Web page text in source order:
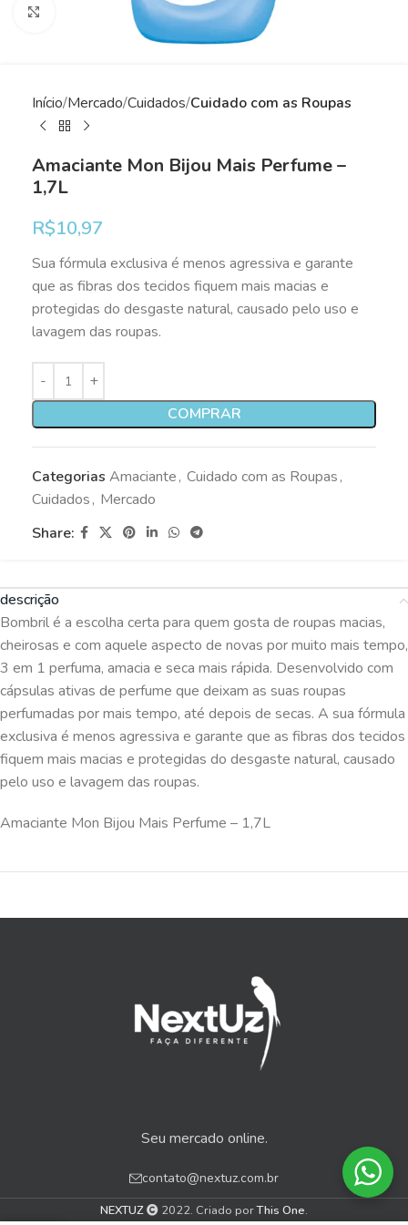
Clique para ampliar
Início Mercado Cuidados Cuidado com as Roupas
Amaciante Mon Bijou Mais Perfume –
1,7L
R$10,97
Sua fórmula exclusiva é menos agressiva e garante
que as fibras dos tecidos fiquem mais macias e
protegidas do desgaste natural, causado pelo uso e
lavagem das roupas.
COMPRAR
Categorias Amaciante, Cuidado com as Roupas,
Cuidados, Mercado
Share:
descrição
Bombril é a escolha certa para quem gosta de roupas macias,
cheirosas e com aquele aspecto de novas por muito mais tempo,
3 em 1 perfuma, amacia e seca mais rápida. Desenvolvido com
cápsulas ativas de perfume que deixam as suas roupas
perfumadas por mais tempo, até depois de secas. A sua fórmula
exclusiva é menos agressiva e garante que as fibras dos tecidos
fiquem mais macias e protegidas do desgaste natural, causado
pelo uso e lavagem das roupas.
Amaciante Mon Bijou Mais Perfume – 1,7L
Seu mercado online.
contato@nextuz.com.br
NEXTUZ 2022. Criado porThis One.